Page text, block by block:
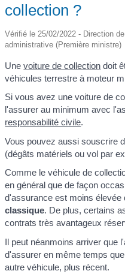
collection ?
Vérifié le 25/02/2022 - Direction
administrative (Première ministre)
Unevoiture de collection doit
véhicules terrestre à moteur
Si vous avez une voiture de
l'assurer au minimum avec
responsabilité civile.
Vous pouvez aussi souscrire
(dégâts matériels ou vol par
Comme le véhicule de
en général que de façon
d'assurance est moins élevée
classique. De plus, certains
contrats très avantageux
Il peut néanmoins arriver que
d'assurer en même temps
autre véhicule, plus récent.